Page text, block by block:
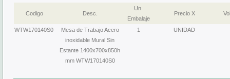
Codigo Desc.
Un.
Embalaje
Precio X
WTW170140S0
Mesa de Trabajo Acero
inoxidable Mural Sin
Estante 1400x700x850h
mm WTW170140S0
1 UNIDAD